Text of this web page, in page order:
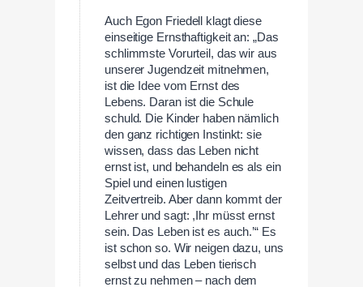
Auch Egon Friedell klagt diese
einseitige Ernsthaftigkeit an: „Das
schlimmste Vorurteil, das wir aus
unserer Jugendzeit mitnehmen,
ist die Idee vom Ernst des
Lebens. Daran ist die Schule
schuld. Die Kinder haben nämlich
den ganz richtigen Instinkt: sie
wissen, dass das Leben nicht
ernst ist, und behandeln es als ein
Spiel und einen lustigen
Zeitvertreib. Aber dann kommt der
Lehrer und sagt: ,Ihr müsst ernst
sein. Das Leben ist es auch.’“ Es
ist schon so. Wir neigen dazu, uns
selbst und das Leben tierisch
ernst zu nehmen – nach dem